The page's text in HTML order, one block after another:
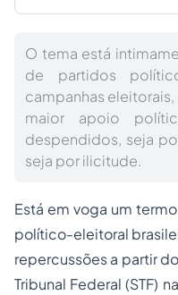
O tema está
de partidos
campanhas
maior apoio
despendidos, seja
seja por ilicitude.
Está em voga um
político-eleitoral
repercussões a partir
Tribunal Federal (STF)